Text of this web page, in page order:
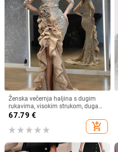
Ženska večernja haljina s dugim
rukavima, visokim strukom, duga
suknja, metalni sprej materijal,
67.79 €
add_shopping_cart